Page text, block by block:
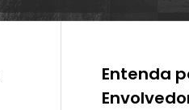
Entenda